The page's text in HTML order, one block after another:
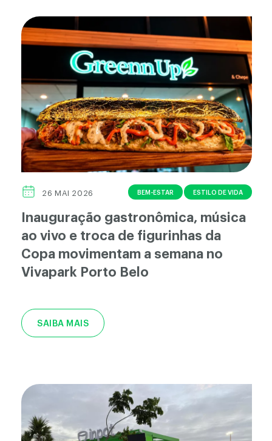
26 MAI 2026 BEM-ESTAR ESTILO DE VIDA
Inauguração gastronômica, música
ao vivo e troca de figurinhas da
Copa movimentam a semana no
Vivapark Porto Belo
SAIBA MAIS